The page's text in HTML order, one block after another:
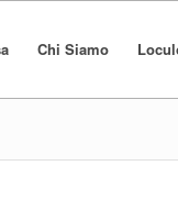
Chi Siamo